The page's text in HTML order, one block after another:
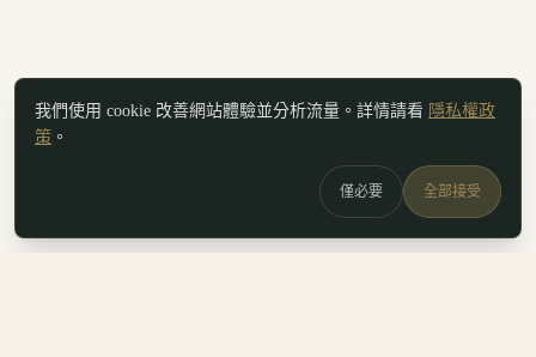
我們使用 cookie 改善網站體驗並分析流量。詳情請看 隱私權政
策 。
僅必要 全部接受